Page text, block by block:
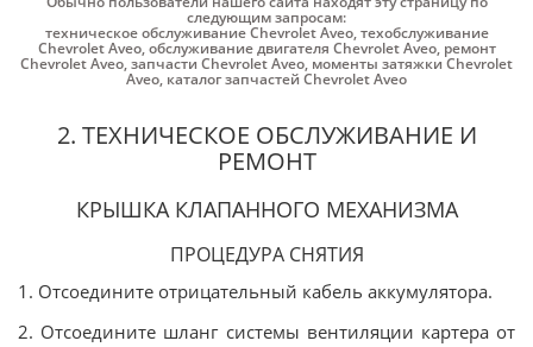
следующим запросам:
техническое обслуживание Chevrolet Aveo,техобслуживание
Chevrolet Aveo,обслуживание двигателя Chevrolet Aveo, ремонт
Chevrolet Aveo,запчасти Chevrolet Aveo, моменты затяжки Chevrolet
Aveo, каталог запчастей Chevrolet Aveo
2. ТЕХНИЧЕСКОЕ ОБСЛУЖИВАНИЕ И
РЕМОНТ
КРЫШКА КЛАПАННОГО МЕХАНИЗМА
ПРОЦЕДУРА СНЯТИЯ
1. Отсоедините отрицательный кабель аккумулятора.
2. Отсоедините шланг системы вентиляции картера от